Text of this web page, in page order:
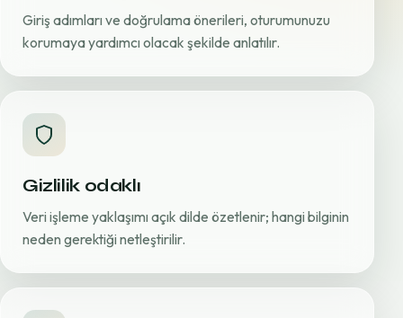
Giriş adımları ve doğrulama önerileri, oturumunuzu
korumaya yardımcı olacak şekilde anlatılır.
Gizlilik odaklı
Veri işleme yaklaşımı açık dilde özetlenir; hangi bilginin
neden gerektiği netleştirilir.